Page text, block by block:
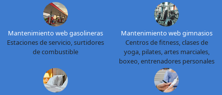
Mantenimiento web gasolineras
Estaciones de servicio, surtidores
de combustible
Mantenimiento web gimnasios
Centros de fitness, clases de
yoga, pilates, artes marciales,
boxeo, entrenadores personales